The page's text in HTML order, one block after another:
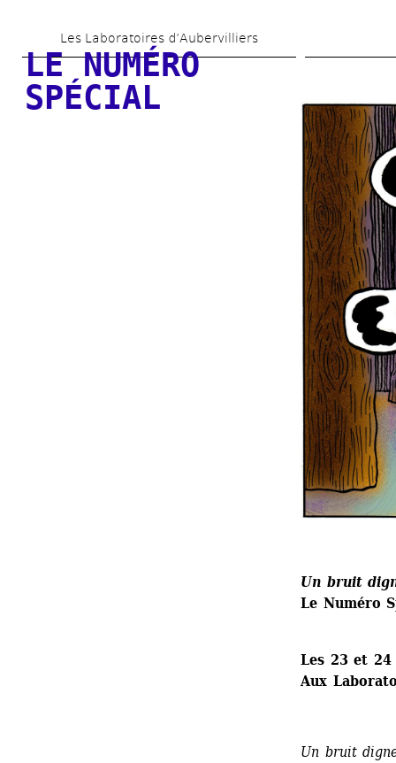
to
main
content
Les Laboratoires d’Aubervilliers
LE NUMÉRO
SPÉCIAL
Un bruit
Le Numéro
Les 23 et
Aux
Un bruit